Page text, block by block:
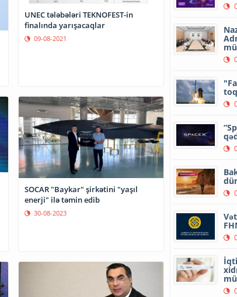
UNEC tələbələri TEKNOFEST-in
finalında yarışacaqlar
09-08-2021
SOCAR "Baykar" şirkətini "yaşıl
enerji" ilə təmin edib
30-08-2023